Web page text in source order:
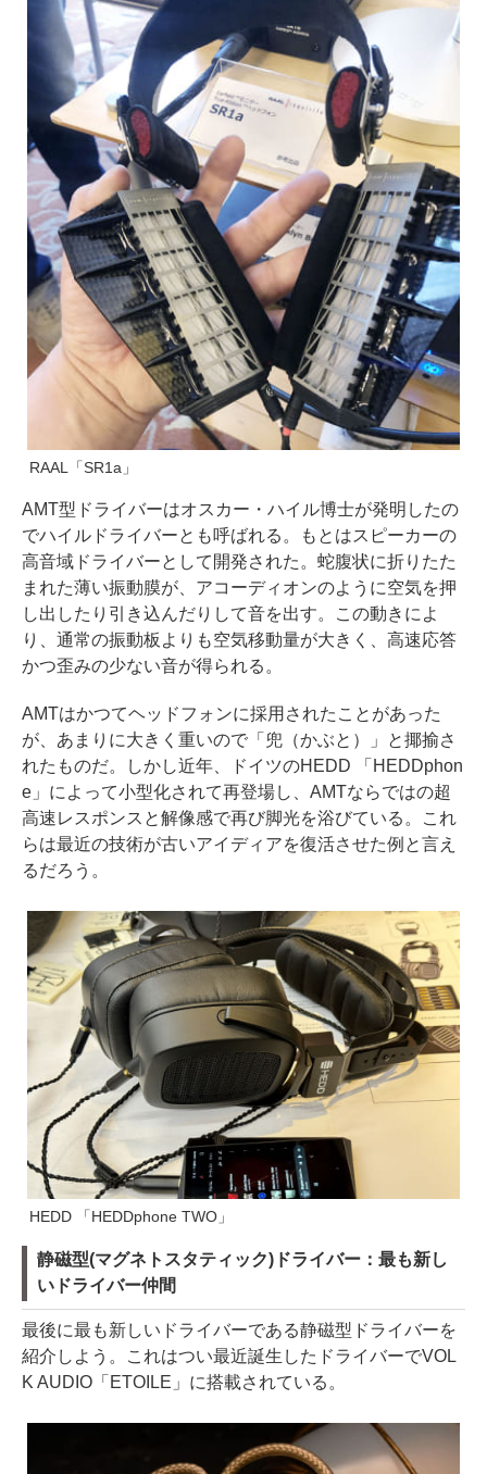
RAAL「SR1a」
AMT型ドライバーはオスカー・ハイル博士が発明したの
でハイルドライバーとも呼ばれる。もとはスピーカーの
高音域ドライバーとして開発された。蛇腹状に折りたた
まれた薄い振動膜が、アコーディオンのように空気を押
し出したり引き込んだりして音を出す。この動きによ
り、通常の振動板よりも空気移動量が大きく、高速応答
かつ歪みの少ない音が得られる。
AMTはかつてヘッドフォンに採用されたことがあった
が、あまりに大きく重いので「兜（かぶと）」と揶揄さ
れたものだ。しかし近年、ドイツのHEDD 「HEDDphon
e」によって小型化されて再登場し、AMTならではの超
高速レスポンスと解像感で再び脚光を浴びている。これ
らは最近の技術が古いアイディアを復活させた例と言え
るだろう。
HEDD 「HEDDphone TWO」
静磁型(マグネトスタティック)ドライバー：最も新し
いドライバー仲間
最後に最も新しいドライバーである静磁型ドライバーを
紹介しよう。これはつい最近誕生したドライバーでVOL
K AUDIO「ETOILE」に搭載されている。